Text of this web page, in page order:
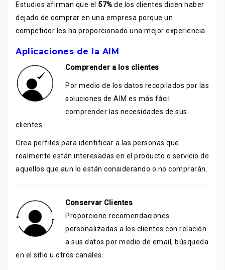
Estudios afirman que el 57% de los clientes dicen haber
dejado de comprar en una empresa porque un
competidor les ha proporcionado una mejor experiencia.
Aplicaciones de la AIM
Comprender a los clientes
Por medio de los datos recopilados por las
soluciones de AIM es más fácil
comprender las necesidades de sus
clientes.
Crea perfiles para identificar a las personas que
realmente están interesadas en el producto o servicio de
aquellos que aun lo están considerando o no comprarán.
Conservar Clientes
Proporcione recomendaciones
personalizadas a los clientes con relación
a sus datos por medio de email, búsqueda
en el sitio u otros canales.